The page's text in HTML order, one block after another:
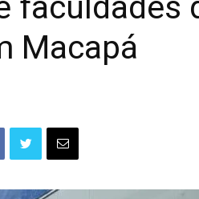
Macapá